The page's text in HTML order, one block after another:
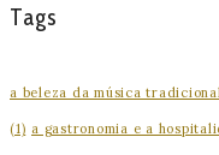
Tags
a beleza da música
(1) a gastronomia e a